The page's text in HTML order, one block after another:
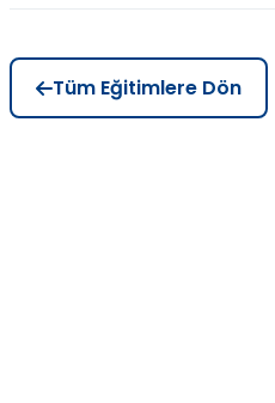
Tüm Eğitimlere Dön